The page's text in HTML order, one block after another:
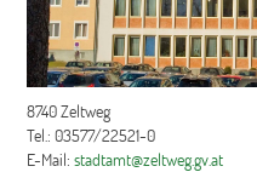
8740 Zeltweg
Tel.: 03577/22521-0
E-Mail:stadtamt@zeltweg.gv.at